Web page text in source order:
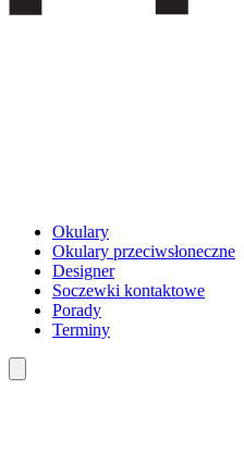
Okulary
Okulary przeciwsłoneczne
Designer
Soczewki kontaktowe
Porady
Terminy